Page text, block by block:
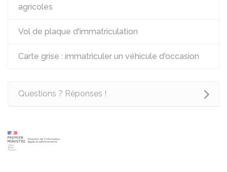
agricoles
Vol de plaque d'immatriculation
Carte grise : immatriculer un véhicule d'occasion
Questions ? Réponses !